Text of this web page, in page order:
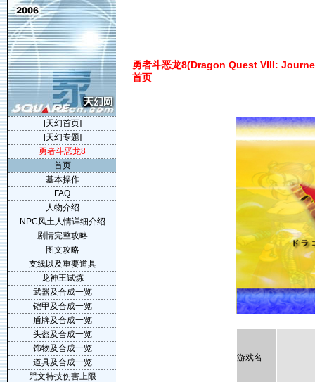
勇者斗恶龙8(Dragon Quest VIII:
首页
游戏名
[天幻首页]
[天幻专题]
勇者斗恶龙8
首页
基本操作
FAQ
人物介绍
NPC风土人情详细介绍
剧情完整攻略
图文攻略
支线以及重要道具
龙神王试炼
武器及合成一览
铠甲及合成一览
盾牌及合成一览
头盔及合成一览
饰物及合成一览
道具及合成一览
咒文特技伤害上限